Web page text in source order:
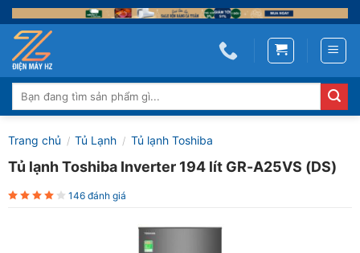
Skip
to
content
Tìm
kiếm:
Trang chủ / Tủ Lạnh / Tủ lạnh Toshiba
Tủ lạnh Toshiba Inverter 194 lít GR-A25VS (DS)
146 đánh giá